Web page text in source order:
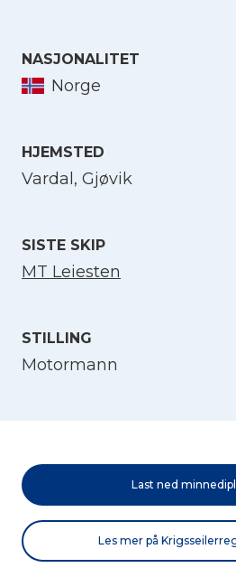
NASJONALITET
Norge
HJEMSTED
Vardal, Gjøvik
SISTE SKIP
MT Leiesten
STILLING
Motormann
Last ned
Les mer på
Velg språk
Norsk bokmål